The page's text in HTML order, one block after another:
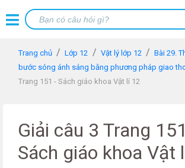
Trang chủ Lớp 12 Vật lý lớp 12
Bài 29.
bước sóng ánh sáng bằng phương pháp giao
Trang 151 - Sách giáo khoa Vật lí 12
Giải câu 3 Trang
Sách giáo khoa Vật